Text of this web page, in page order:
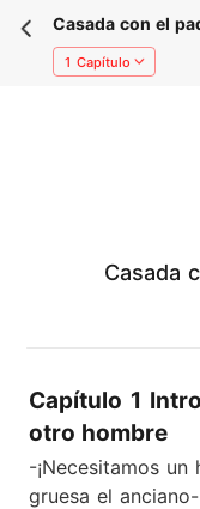
Casada con el
1 Capítulo
Casada
Capítulo 1
otro hombre
-¡Necesitamos
gruesa el